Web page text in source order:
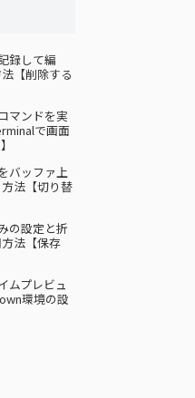
録して編
【削除する
マンドを実
で画面
バッファ上
法【切り替
の設定と折
法【保存
ムプレビュ
環境の設